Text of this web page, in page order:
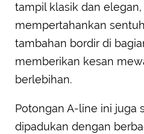
tampil klasik dan
mempertahankan
tambahan bordir di
memberikan kesan
berlebihan.
Potongan A-line ini juga
dipadukan dengan